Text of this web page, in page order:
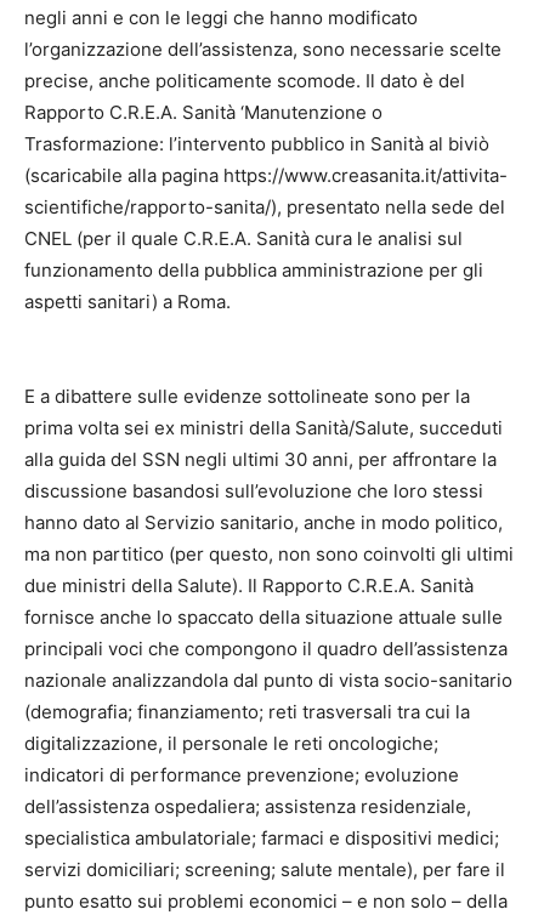
negli anni e con le leggi che hanno modificato
l’organizzazione dell’assistenza, sono necessarie scelte
precise, anche politicamente scomode. Il dato è del
Rapporto C.R.E.A. Sanità ‘Manutenzione o
Trasformazione: l’intervento pubblico in Sanità al biviò
(scaricabile alla pagina https://www.creasanita.it/attivita-
scientifiche/rapporto-sanita/), presentato nella sede del
CNEL (per il quale C.R.E.A. Sanità cura le analisi sul
funzionamento della pubblica amministrazione per gli
aspetti sanitari) a Roma.
E a dibattere sulle evidenze sottolineate sono per la
prima volta sei ex ministri della Sanità/Salute, succeduti
alla guida del SSN negli ultimi 30 anni, per affrontare la
discussione basandosi sull’evoluzione che loro stessi
hanno dato al Servizio sanitario, anche in modo politico,
ma non partitico (per questo, non sono coinvolti gli ultimi
due ministri della Salute). Il Rapporto C.R.E.A. Sanità
fornisce anche lo spaccato della situazione attuale sulle
principali voci che compongono il quadro dell’assistenza
nazionale analizzandola dal punto di vista socio-sanitario
(demografia; finanziamento; reti trasversali tra cui la
digitalizzazione, il personale le reti oncologiche;
indicatori di performance prevenzione; evoluzione
dell’assistenza ospedaliera; assistenza residenziale,
specialistica ambulatoriale; farmaci e dispositivi medici;
servizi domiciliari; screening; salute mentale), per fare il
punto esatto sui problemi economici – e non solo – della